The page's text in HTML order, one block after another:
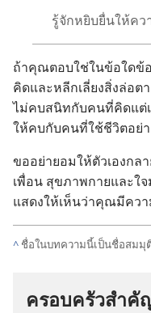
รู้จักหยิบยื่นให้คว
ถ้าคุณตอบใช่ในข้อใดข้อ
คิดและหลีกเลี่ยงสิ่งล่อตา
ไม่คบสนิทกับคนที่คิดแต่
ให้คบกับคนที่ใช้ชีวิตอย่
ขออย่ายอมให้ตัวเองกล
เพื่อน สุขภาพกายและใจ
แสดงให้เห็นว่าคุณมีคว
^ ชื่อในบทความนี้เป็นชื่อสมมุ
ครอบครัวสำคั